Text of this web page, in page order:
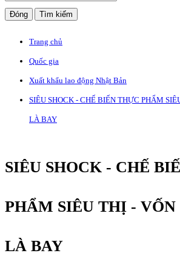
Đóng Tìm kiếm
Trang chủ
Quốc gia
Xuất khẩu lao động Nhật Bản
SIÊU SHOCK - CHẾ BIẾN THỰC PHẨM
LÀ BAY
SIÊU SHOCK - CHẾ
PHẨM SIÊU THỊ - VỐN
LÀ BAY